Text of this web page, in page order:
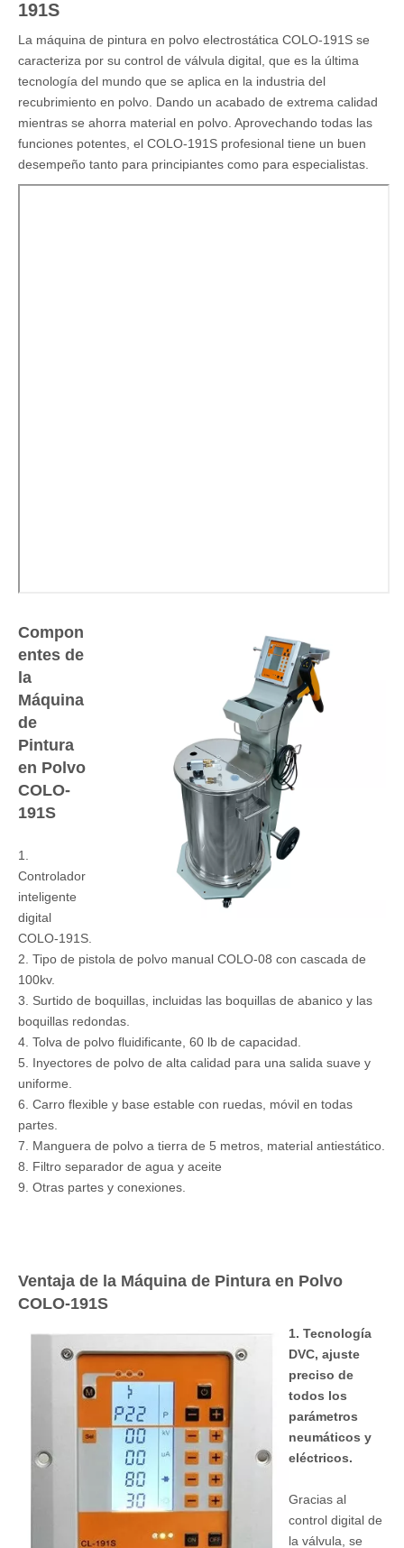
191S
La máquina de pintura en polvo electrostática COLO-191S se
caracteriza por su control de válvula digital, que es la última
tecnología del mundo que se aplica en la industria del
recubrimiento en polvo. Dando un acabado de extrema calidad
mientras se ahorra material en polvo. Aprovechando todas las
funciones potentes, el COLO-191S profesional tiene un buen
desempeño tanto para principiantes como para especialistas.
Compon
entes de
la
Máquina
de
Pintura
en Polvo
COLO-
191S
1.
Controlador
inteligente
digital
COLO-191S.
2. Tipo de pistola de polvo manual COLO-08 con cascada de
100kv.
3. Surtido de boquillas, incluidas las boquillas de abanico y las
boquillas redondas.
4. Tolva de polvo fluidificante, 60 lb de capacidad.
5. Inyectores de polvo de alta calidad para una salida suave y
uniforme.
6. Carro flexible y base estable con ruedas, móvil en todas
partes.
7. Manguera de polvo a tierra de 5 metros, material antiestático.
8. Filtro separador de agua y aceite
9. Otras partes y conexiones.
Ventaja de la Máquina de Pintura en Polvo
COLO-191S
1. Tecnología
DVC, ajuste
preciso de
todos los
parámetros
neumáticos y
eléctricos.
Gracias al
control digital de
la válvula, se